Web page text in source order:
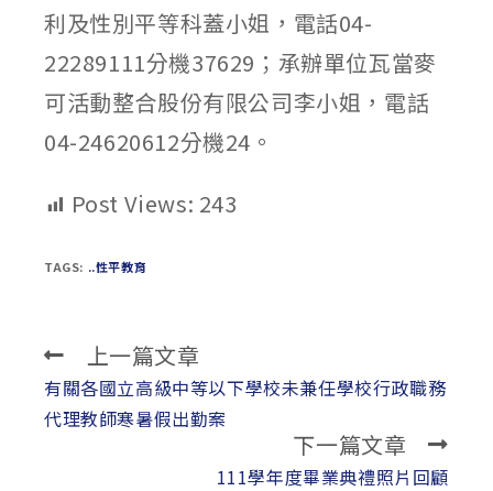
利及性別平等科蓋小姐，電話04-
22289111分機37629；承辦單位瓦當麥
可活動整合股份有限公司李小姐，電話
04-24620612分機24。
Post Views: 243
TAGS: ..性平教育
Read
more
articles
上一篇文章
有關各國立高級中等以下學校未兼任學校行政職務
代理教師寒暑假出勤案
下一篇文章
111學年度畢業典禮照片回顧